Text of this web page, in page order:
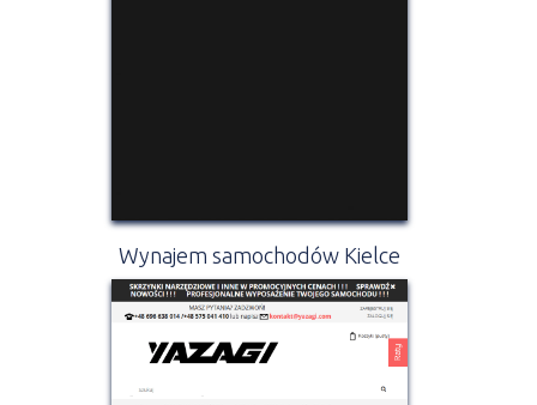
Wynajem samochodów Kielce